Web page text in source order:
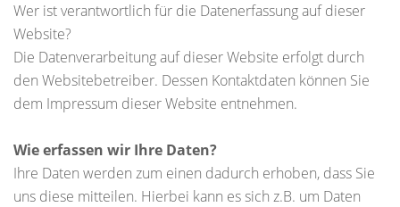
Wer ist verantwortlich für die Datenerfassung auf dieser
Website?
Die Datenverarbeitung auf dieser Website erfolgt durch
den Websitebetreiber. Dessen Kontaktdaten können Sie
dem Impressum dieser Website entnehmen.
Wie erfassen wir Ihre Daten?
Ihre Daten werden zum einen dadurch erhoben, dass Sie
uns diese mitteilen. Hierbei kann es sich z.B. um Daten